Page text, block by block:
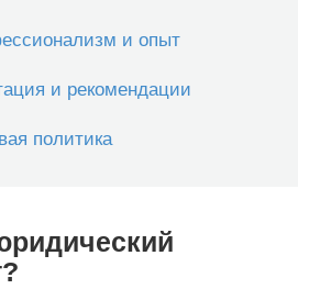
и опыт
и рекомендации
политика